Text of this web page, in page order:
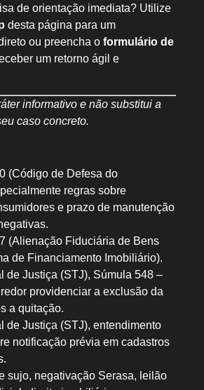
de orientação imediata? Utilize
desta página para um
ou preencha o formulário de
um retorno ágil e
informativo e não substitui a
caso concreto.
(Código de Defesa do
regras sobre
e prazo de manutenção
(Alienação Fiduciária de Bens
de Financiamento Imobiliário).
de Justiça (STJ), Súmula 548 –
providenciar a exclusão da
a quitação.
de Justiça (STJ), entendimento
notificação prévia em cadastros
sujo, negativação Serasa, leilão